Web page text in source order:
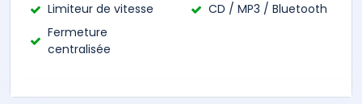
Limiteur de vitesse
CD / MP3 / Bluetooth
Fermeture
centralisée